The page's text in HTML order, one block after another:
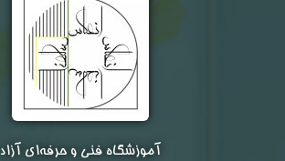
آموزشگاه فنی و حرفه‌ای آزاد